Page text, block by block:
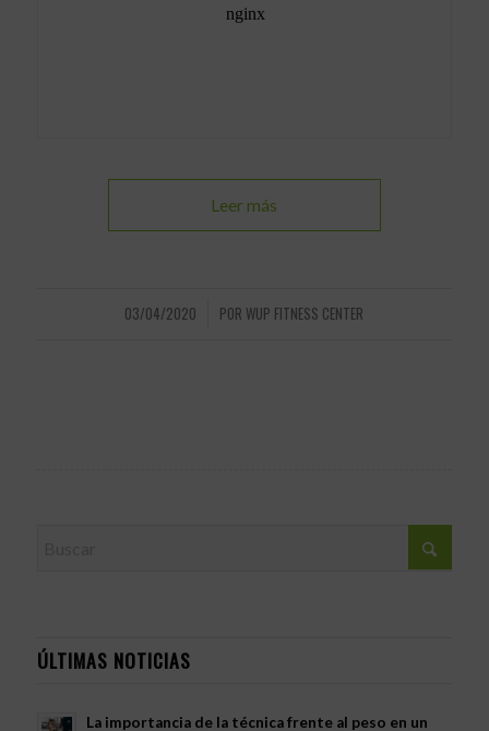
Leer más
03/04/2020
/ POR WUP FITNESS CENTER
ÚLTIMAS NOTICIAS
La importancia de la técnica frente al peso en un